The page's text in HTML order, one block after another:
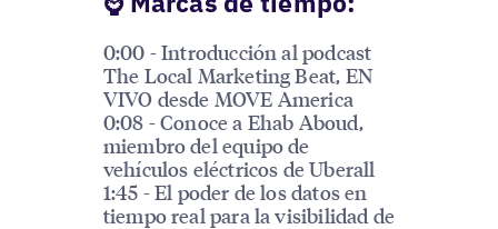
0:00 - Introducción al podcast
The Local Marketing Beat, EN
VIVO desde MOVE America
0:08 - Conoce a Ehab Aboud,
miembro del equipo de
vehículos eléctricos de Uberall
1:45 - El poder de los datos en
tiempo real para la visibilidad de